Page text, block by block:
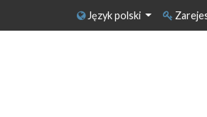
Język polski